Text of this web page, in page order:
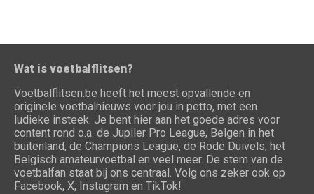
Wat is voetbalflitsen?
Voetbalflitsen.be heeft het meest opvallende en
originele voetbalnieuws voor jou in petto, met een
ludieke insteek. Je bent hier aan het goede adres voor
content rond o.a. de Jupiler Pro League, Belgen in het
buitenland, de Champions League, de Rode Duivels, het
Belgisch amateurvoetbal en veel meer. De stem van de
voetbalfan staat bij ons centraal. Volg ons zeker ook op
Facebook, X, Instagram en TikTok!